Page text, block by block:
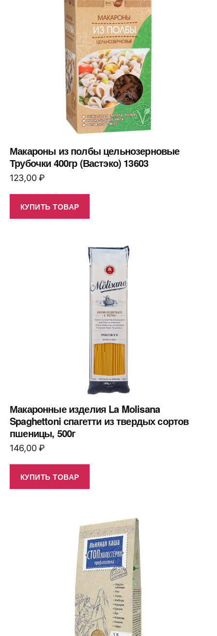
Макароны из полбы цельнозерновые
Трубочки 400гр (Вастэко) 13603
123,00₽
КУПИТЬ ТОВАР
Макаронные изделия La Molisana
Spaghettoni спагетти из твердых сортов
пшеницы, 500г
146,00₽
КУПИТЬ ТОВАР